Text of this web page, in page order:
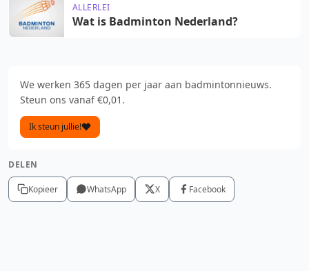
ALLERLEI
Wat is Badminton Nederland?
We werken 365 dagen per jaar aan badmintonnieuws.
Steun ons vanaf €0,01.
Ik steun jullie!
DELEN
Kopieer WhatsApp X Facebook